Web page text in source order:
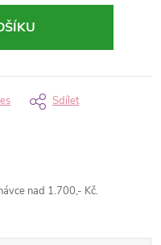
Sdílet
nad 1.700,- Kč.